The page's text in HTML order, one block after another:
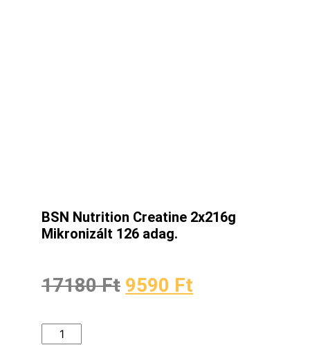
BSN Nutrition Creatine 2x216g
Mikronizált 126 adag.
17180Ft 9590 Ft